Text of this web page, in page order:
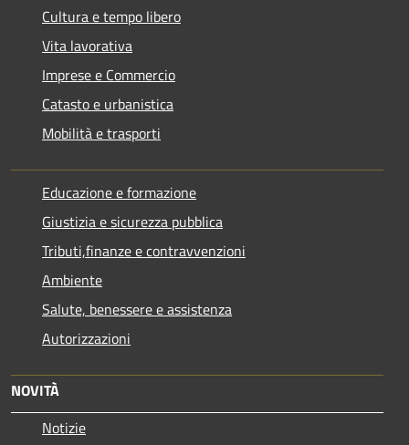
Cultura e tempo libero
Vita lavorativa
Imprese e Commercio
Catasto e urbanistica
Mobilità e trasporti
Educazione e formazione
Giustizia e sicurezza pubblica
Tributi,finanze e contravvenzioni
Ambiente
Salute, benessere e assistenza
Autorizzazioni
NOVITÀ
Notizie